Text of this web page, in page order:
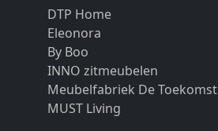
DTP Home
Eleonora
By Boo
INNO zitmeubelen
Meubelfabriek De Toekomst
MUST Living